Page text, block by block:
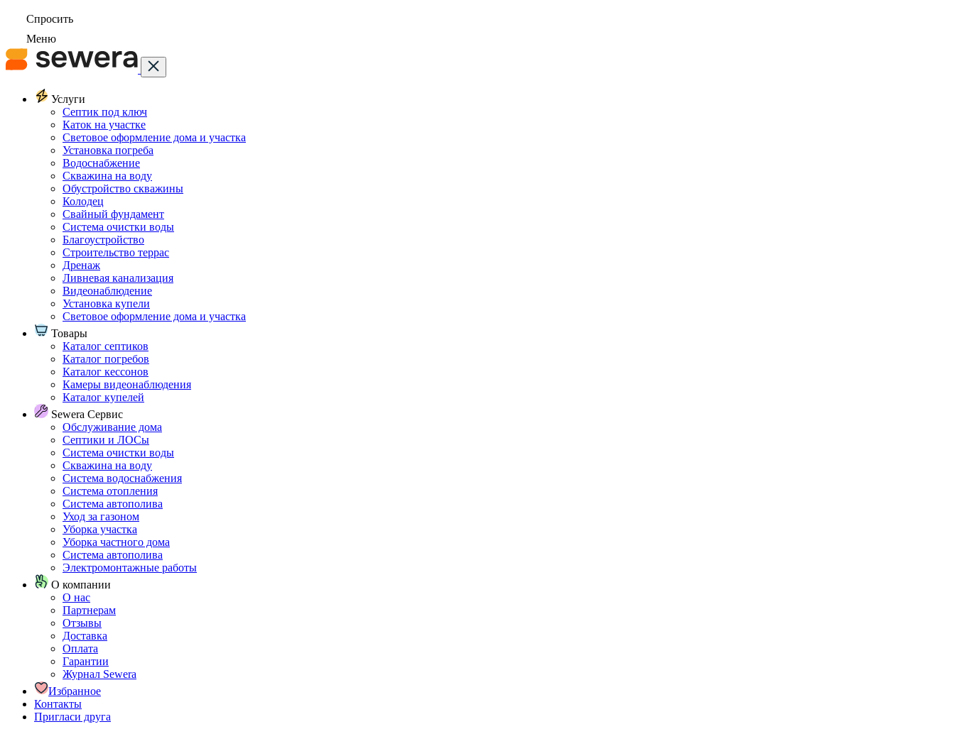
Спросить
Меню
Услуги
Септик под ключ
Каток на участке
Световое оформление дома и участка
Установка погреба
Водоснабжение
Скважина на воду
Обустройство скважины
Колодец
Свайный фундамент
Система очистки воды
Благоустройство
Строительство террас
Дренаж
Ливневая канализация
Видеонаблюдение
Установка купели
Световое оформление дома и участка
Товары
Каталог септиков
Каталог погребов
Каталог кессонов
Камеры видеонаблюдения
Каталог купелей
Sewera Сервис
Обслуживание дома
Септики и ЛОСы
Система очистки воды
Скважина на воду
Система водоснабжения
Система отопления
Система автополива
Уход за газоном
Уборка участка
Уборка частного дома
Система автополива
Электромонтажные работы
О компании
О нас
Партнерам
Отзывы
Доставка
Оплата
Гарантии
Журнал Sewera
Избранное
Контакты
Пригласи друга